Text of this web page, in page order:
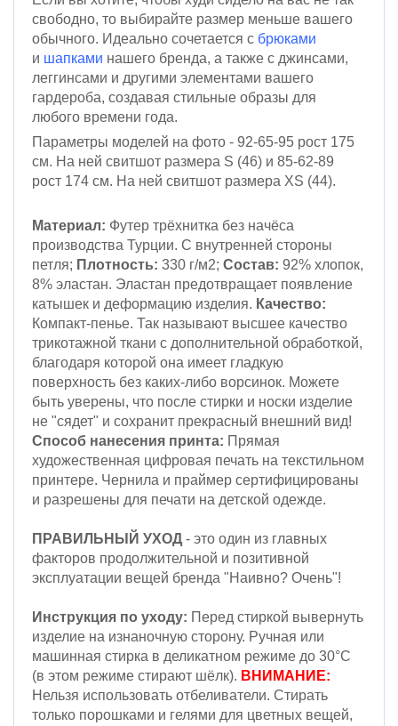
свободно, то выбирайте размер меньше вашего
обычного. Идеально сочетается с брюками
и шапками нашего бренда, а также с джинсами,
леггинсами и другими элементами вашего
гардероба, создавая стильные образы для
любого времени года.
Параметры моделей на фото - 92-65-95 рост 175
см. На ней свитшот размера S (46) и 85-62-89
рост 174 см. На ней свитшот размера XS (44).
Материал: Футер трёхнитка без начёса
производства Турции. С внутренней стороны
петля; Плотность: 330 г/м2; Состав: 92% хлопок,
8% эластан. Эластан предотвращает появление
катышек и деформацию изделия. Качество:
Компакт-пенье. Так называют высшее качество
трикотажной ткани с дополнительной обработкой,
благодаря которой она имеет гладкую
поверхность без каких-либо ворсинок. Можете
быть уверены, что после стирки и носки изделие
не "сядет" и сохранит прекрасный внешний вид!
Способ нанесения принта: Прямая
художественная цифровая печать на текстильном
принтере. Чернила и праймер сертифицированы
и разрешены для печати на детской одежде.
ПРАВИЛЬНЫЙ УХОД - это один из главных
факторов продолжительной и позитивной
эксплуатации вещей бренда "Наивно? Очень"!
Инструкция по уходу: Перед стиркой вывернуть
изделие на изнаночную сторону. Ручная или
машинная стирка в деликатном режиме до 30°С
(в этом режиме стирают шёлк). ВНИМАНИЕ:
Нельзя использовать отбеливатели. Стирать
только порошками и гелями для цветных вещей,